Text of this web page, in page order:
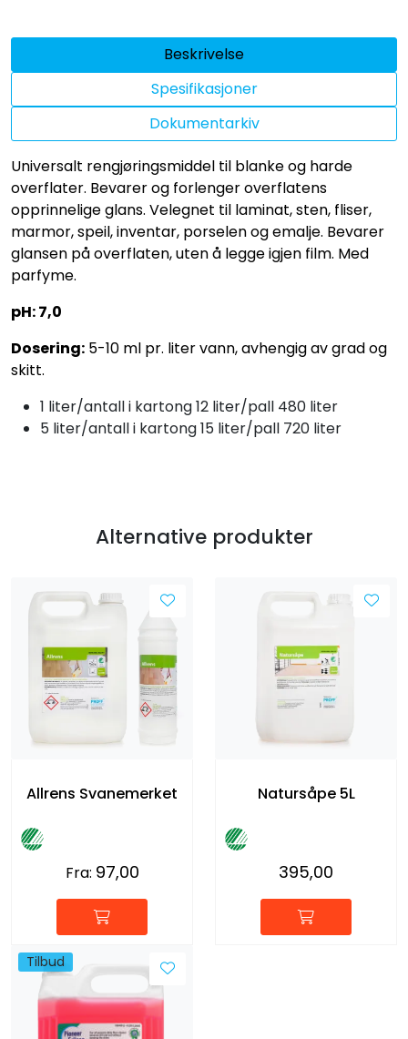
Beskrivelse
Spesifikasjoner
Dokumentarkiv
Universalt rengjøringsmiddel til blanke og harde
overflater. Bevarer og forlenger overflatens
opprinnelige glans. Velegnet til laminat, sten, fliser,
marmor, speil, inventar, porselen og emalje. Bevarer
glansen på overflaten, uten å legge igjen film. Med
parfyme.
pH: 7,0
Dosering: 5-10 ml pr. liter vann, avhengig av grad og
skitt.
1 liter/antall i kartong 12 liter/pall 480 liter
5 liter/antall i kartong 15 liter/pall 720 liter
Alternative produkter
Allrens Svanemerket
Fra: 97,00
Natursåpe 5L
395,00
Tilbud